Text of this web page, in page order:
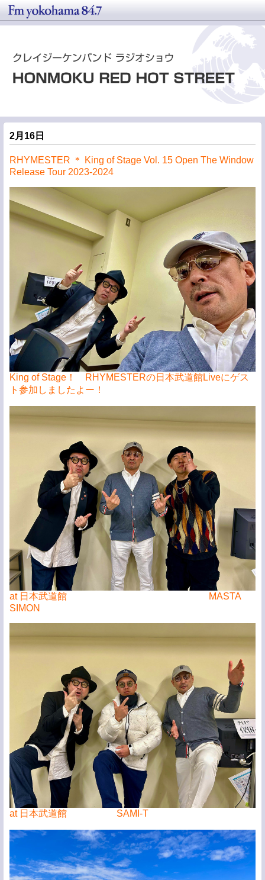
2月16日
RHYMESTER ＊ King of Stage Vol. 15 Open The Window
Release Tour 2023-2024
King of Stage！ RHYMESTERの日本武道館Liveにゲス
ト参加しましたよー！
at 日本武道館 MASTA
SIMON
at 日本武道館 SAMI-T